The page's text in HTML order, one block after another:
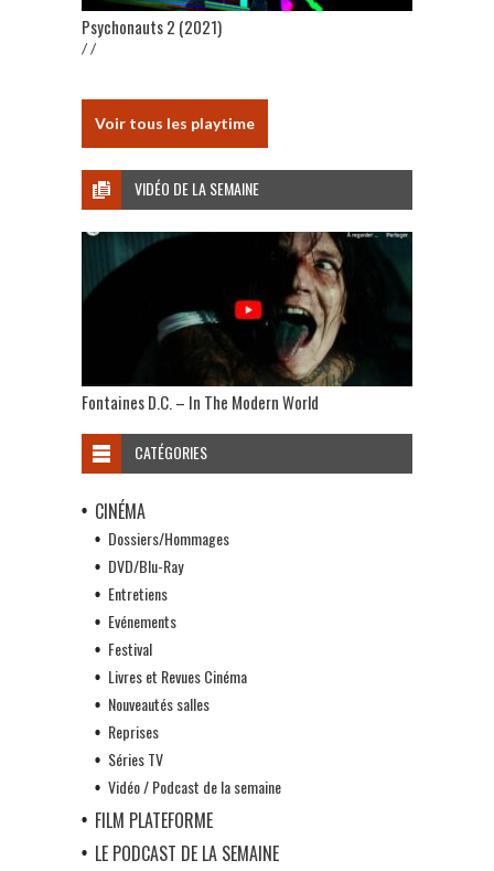
Psychonauts 2 (2021)
/ /
Voir tous les playtime
VIDÉO DE LA SEMAINE
Fontaines D.C. – In The Modern World
CATÉGORIES
CINÉMA
Dossiers/Hommages
DVD/Blu-Ray
Entretiens
Evénements
Festival
Livres et Revues Cinéma
Nouveautés salles
Reprises
Séries TV
Vidéo / Podcast de la semaine
FILM PLATEFORME
LE PODCAST DE LA SEMAINE